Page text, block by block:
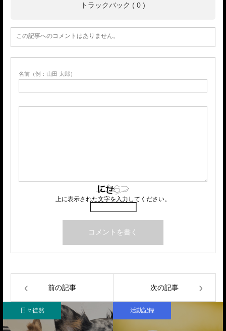
トラックバック ( 0 )
この記事へのコメントはありません。
名前（例：山田 太郎）
上に表示された文字を入力してください。
前の記事 次の記事
日々徒然 活動記録